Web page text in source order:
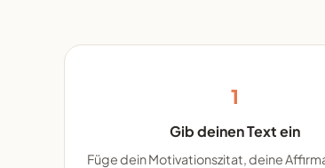
1
Gib deinen Text ein
Füge dein Motivationszitat, deine